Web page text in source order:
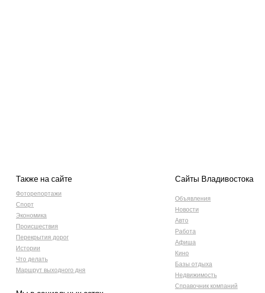
Также на сайте
Фоторепортажи
Спорт
Экономика
Происшествия
Перекрытия дорог
Истории
Что делать
Маршрут выходного дня
Сайты Владивостока
Объявления
Новости
Авто
Работа
Афиша
Кино
Базы отдыха
Недвижимость
Справочник компаний